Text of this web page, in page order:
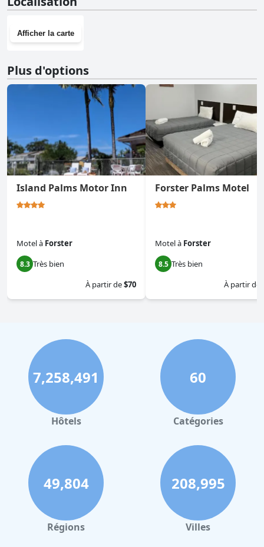
Afficher la carte
Plus d'options
Island Palms Motor Inn
Motelà Forster
8.3 Très bien
À partir de$70
Forster Palms Motel
Motelà Forster
8.5 Très bien
À partir de
7,258,491
Hôtels
60
Catégories
49,804
Régions
208,995
Villes